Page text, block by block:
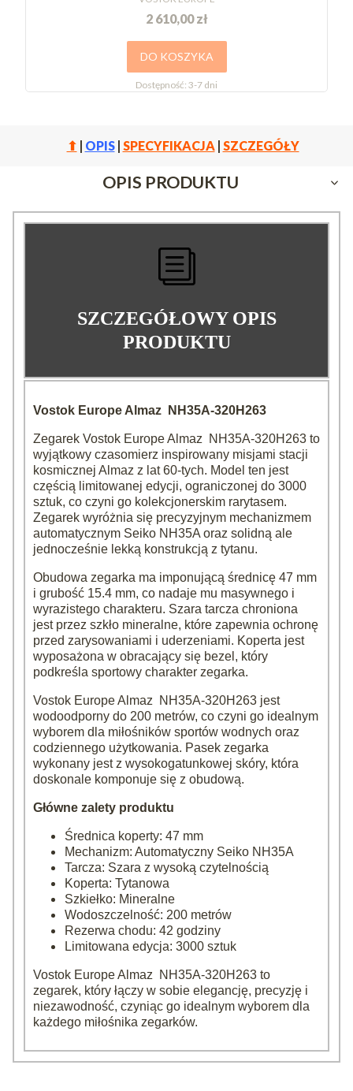
2 610,00 zł
DO KOSZYKA
Dostępność: 3-7 dni
⬆ OPIS| SPECYFIKACJA| SZCZEGÓŁY
OPIS PRODUKTU
SZCZEGÓŁOWY OPIS
PRODUKTU
Vostok Europe Almaz NH35A-320H263
Zegarek Vostok Europe Almaz NH35A-320H263 to
wyjątkowy czasomierz inspirowany misjami stacji
kosmicznej Almaz z lat 60-tych. Model ten jest
częścią limitowanej edycji, ograniczonej do 3000
sztuk, co czyni go kolekcjonerskim rarytasem.
Zegarek wyróżnia się precyzyjnym mechanizmem
automatycznym Seiko NH35A oraz solidną ale
jednocześnie lekką konstrukcją z tytanu.
Obudowa zegarka ma imponującą średnicę 47 mm
i grubość 15.4 mm, co nadaje mu masywnego i
wyrazistego charakteru. Szara tarcza chroniona
jest przez szkło mineralne, które zapewnia ochronę
przed zarysowaniami i uderzeniami. Koperta jest
wyposażona w obracający się bezel, który
podkreśla sportowy charakter zegarka.
Vostok Europe Almaz NH35A-320H263 jest
wodoodporny do 200 metrów, co czyni go idealnym
wyborem dla miłośników sportów wodnych oraz
codziennego użytkowania. Pasek zegarka
wykonany jest z wysokogatunkowej skóry, która
doskonale komponuje się z obudową.
Główne zalety produktu
Średnica koperty: 47 mm
Mechanizm: Automatyczny Seiko NH35A
Tarcza: Szara z wysoką czytelnością
Koperta: Tytanowa
Szkiełko: Mineralne
Wodoszczelność: 200 metrów
Rezerwa chodu: 42 godziny
Limitowana edycja: 3000 sztuk
Vostok Europe Almaz NH35A-320H263 to
zegarek, który łączy w sobie elegancję, precyzję i
niezawodność, czyniąc go idealnym wyborem dla
każdego miłośnika zegarków.